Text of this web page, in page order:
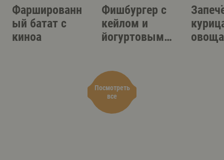
Посмотреть
все
Фаршированн
ый батат с
киноа
Фишбургер с
кейлом и
йогуртовым